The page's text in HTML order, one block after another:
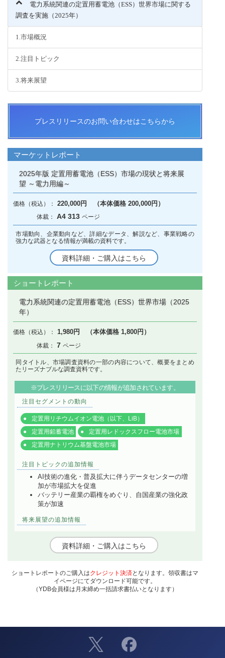
電力系統関連の定置用蓄電池（ESS）世界市場に関する
調査を実施（2025年）
1.市場概況
2.注目トピック
3.将来展望
プレスリリースのお問い合わせはこちらから
マーケットレポート
2025年版 定置用蓄電池（ESS）市場の現状と将来展
望 ～電力用編～
220,000円 （本体価格 200,000円）
A4 313
市場動向、企業動向など、詳細なデータ、解説など、事業戦略の
強力な武器となる情報が満載の資料です。
資料詳細・ご購入はこちら
ショートレポート
電力系統関連の定置用蓄電池（ESS）世界市場（2025
年）
1,980円 （本体価格 1,800円）
7
同タイトル、市場調査資料の一部の内容について、概要をまとめ
たリーズナブルな調査資料です。
※プレスリリースに以下の情報が追加されています。
注目セグメントの動向
定置用リチウムイオン電池（以下、LiB）
定置用鉛蓄電池
定置用レドックスフロー電池市場
定置用ナトリウム基盤電池市場
注目トピックの追加情報
AI技術の進化・普及拡大に伴うデータセンターの増
加が市場拡大を促進
バッテリー産業の覇権をめぐり、自国産業の強化政
策が加速
将来展望の追加情報
資料詳細・ご購入はこちら
ショートレポートのご購入はクレジット決済となります。領収書はマ
イページにてダウンロード可能です。
（YDB会員様は月末締め一括請求書払いとなります）